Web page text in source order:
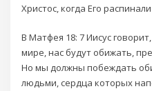
Христос, когда Его
В Матфея 18: 7 Иисус
мире, нас будут обижать,
Но мы должны побеждать
людьми, сердца которых